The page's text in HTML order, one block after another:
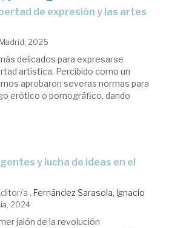
de expresión y las artes
2025
delicados para expresarse
artística. Percibido como un
aprobaron severas normas para
erótico o pornográfico, dando
a . Fernández Sarasola, Ignacio
2024
jalón de la revolución